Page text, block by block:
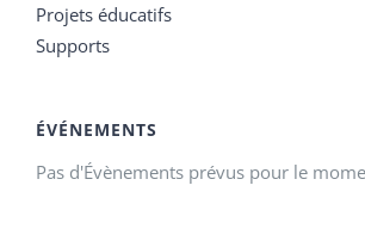
Projets éducatifs
Supports
ÉVÉNEMENTS
Pas d'Évènements prévus pour le